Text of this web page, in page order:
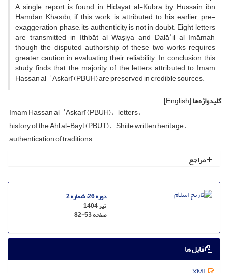
A single report is found in Hidāyat al-Kubrā by Hussain ibn
Ḥamdān Khaṣībī; if this work is attributed to his earlier, pre-
exaggeration phase, its authenticity is not in doubt. Eight letters
are transmitted in Ithbāt al-Waṣiya and Dalāʾil al-Imāmah,
though the disputed authorship of these two works requires
greater caution in evaluating their reliability. In conclusion, this
study finds that the majority of the letters attributed to Imam
Hassan al-ʿAskarī (PBUH) are preserved in credible sources.
کلیدواژه‌ها[English]
Imam Hassan al-ʿAskarī (PBUH) letters
history of the Ahl al-Bayt (PBUT) Shiite written heritage
authentication of traditions
مراجع
دوره 26، شماره 2
تیر 1404
صفحه82-53
فایل ها